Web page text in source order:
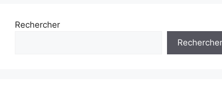
Rechercher
Rechercher